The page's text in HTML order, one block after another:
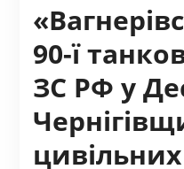
90-ї
ЗС РФ у